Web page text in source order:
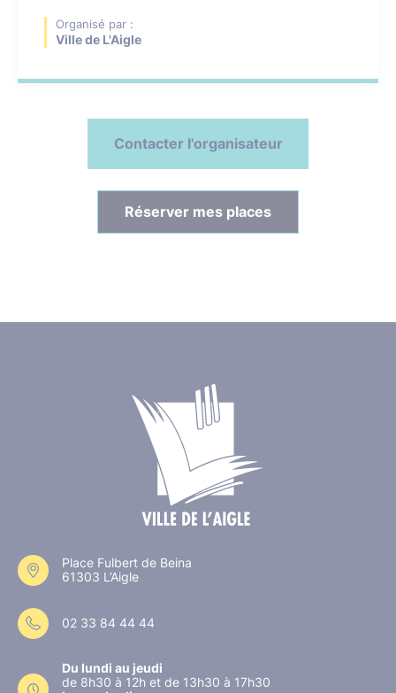
Organisé par :
Ville de L'Aigle
Contacter l'organisateur
Réserver mes places
Place Fulbert de Beina
61303 L’Aigle
02 33 84 44 44
Du lundi au jeudi
de 8h30 à 12h et de 13h30 à 17h30